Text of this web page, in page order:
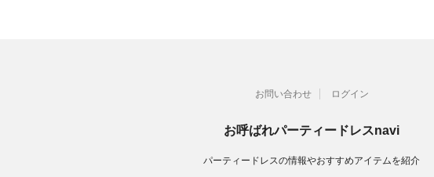
お問い合わせ ログイン
お呼ばれパーティードレスnavi
パーティードレスの情報やおすすめアイテムを紹介